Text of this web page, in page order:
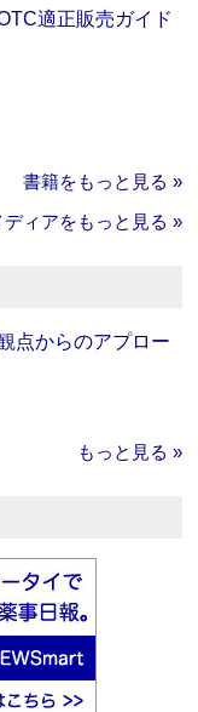
適正販売ガイド
書籍をもっと見る »
ディアをもっと見る »
点からのアプロー
もっと見る »